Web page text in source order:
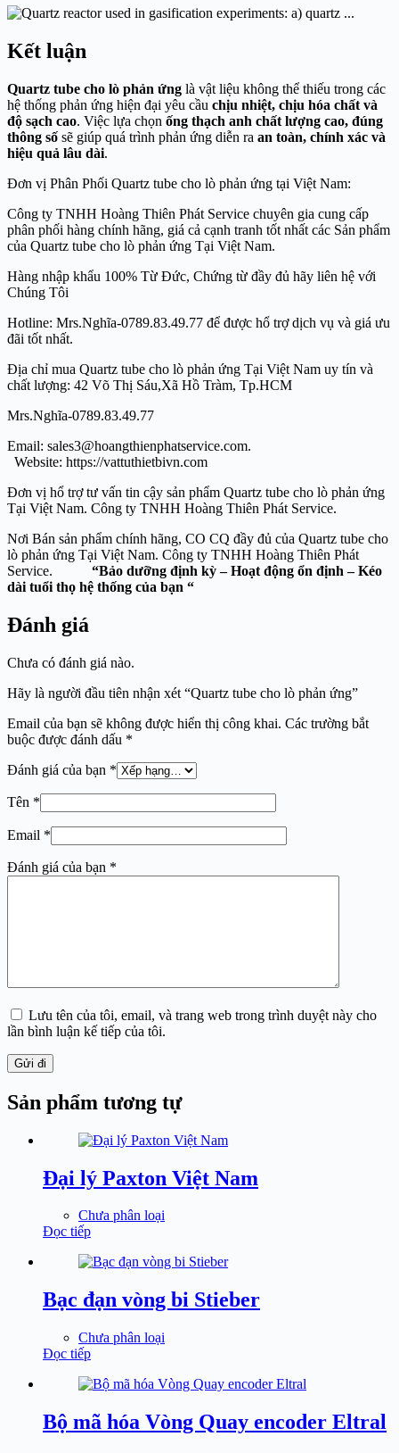
Kết luận
Quartz tube cho lò phản ứng là vật liệu không thể thiếu trong các
hệ thống phản ứng hiện đại yêu cầu chịu nhiệt, chịu hóa chất và
độ sạch cao. Việc lựa chọn ống thạch anh chất lượng cao, đúng
thông số sẽ giúp quá trình phản ứng diễn ra an toàn, chính xác và
hiệu quả lâu dài.
Đơn vị Phân Phối Quartz tube cho lò phản ứng tại Việt Nam:
Công ty TNHH Hoàng Thiên Phát Service chuyên gia cung cấp
phân phối hàng chính hãng, giá cả cạnh tranh tốt nhất các Sản phẩm
của Quartz tube cho lò phản ứng Tại Việt Nam.
Hàng nhập khẩu 100% Từ Đức, Chứng từ đầy đủ hãy liên hệ với
Chúng Tôi
Hotline: Mrs.Nghĩa-0789.83.49.77 để được hổ trợ dịch vụ và giá ưu
đãi tốt nhất.
Địa chỉ mua Quartz tube cho lò phản ứng Tại Việt Nam uy tín và
chất lượng: 42 Võ Thị Sáu,Xã Hồ Tràm, Tp.HCM
Mrs.Nghĩa-0789.83.49.77
Email: sales3@hoangthienphatservice.com.
Website: https://vattuthietbivn.com
Đơn vị hổ trợ tư vấn tin cậy sản phẩm Quartz tube cho lò phản ứng
Tại Việt Nam. Công ty TNHH Hoàng Thiên Phát Service.
Nơi Bán sản phẩm chính hãng, CO CQ đầy đủ của Quartz tube cho
lò phản ứng Tại Việt Nam. Công ty TNHH Hoàng Thiên Phát
Service.
“Bảo dưỡng định kỳ – Hoạt động ổn định – Kéo
dài tuổi thọ hệ thống của bạn “
Đánh giá
Chưa có đánh giá nào.
Hãy là người đầu tiên nhận xét “Quartz tube cho lò phản ứng”
Email của bạn sẽ không được hiển thị công khai. Các trường bắt
buộc được đánh dấu *
Đánh giá của bạn *
Tên *
Email *
Đánh giá của bạn *
Lưu tên của tôi, email, và trang web trong trình duyệt này cho
lần bình luận kế tiếp của tôi.
Gửi đi
Sản phẩm tương tự
Đại lý Paxton Việt Nam
Chưa phân loại
Đọc tiếp
Bạc đạn vòng bi Stieber
Chưa phân loại
Đọc tiếp
Bộ mã hóa Vòng Quay encoder Eltral